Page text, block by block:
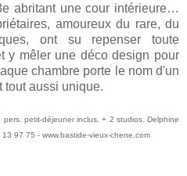
abritant une cour intérieure…
amoureux du rare, du
ont su repenser toute
y mêler une déco design pour
chambre porte le nom d'un
tout aussi unique.
petit-déjeuner inclus. + 2 studios. Delphine
97 75 - www.bastide-vieux-chene.com